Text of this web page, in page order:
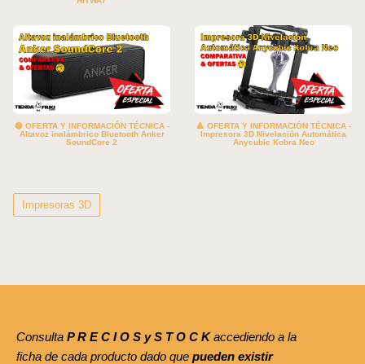
🔴 OFERTA Y INFORMACIÓN TÉCNICA -
Altavoz inalámbrico Bluetooth Anker
SoundCore 2
🔺 OFERTA Y INFORMACIÓN TÉCNICA -
Impresora 3D Nivelación Automática
Anycubic Kobra Neo
Impresoras 3D
Consulta P R E C I O S y S T O C Kaccediendo a la
ficha de cada producto dado que pueden existir